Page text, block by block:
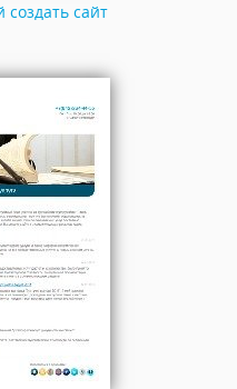
создать сайт